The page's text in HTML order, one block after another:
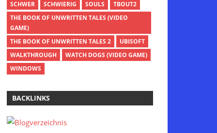
SCHWER
SCHWIERIG SOULS
TBOUT2
THE BOOK OF UNWRITTEN TALES (VIDEO
GAME)
THE BOOK OF UNWRITTEN TALES 2
UBISOFT
WALKTHROUGH
WATCH DOGS (VIDEO GAME)
WINDOWS
BACKLINKS